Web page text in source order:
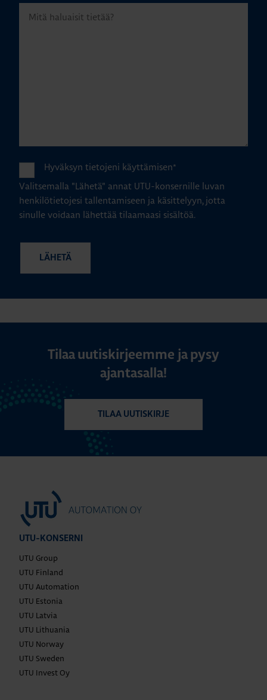
Hyväksyn tietojeni käyttämisen*
Valitsemalla "Lähetä" annat UTU-konsernille luvan
henkilötietojesi tallentamiseen ja käsittelyyn, jotta
sinulle voidaan lähettää tilaamaasi sisältöä.
Tilaa uutiskirjeemme ja pysy
ajantasalla!
TILAA UUTISKIRJE
UTU-KONSERNI
UTU Group
UTU Finland
UTU Automation
UTU Estonia
UTU Latvia
UTU Lithuania
UTU Norway
UTU Sweden
UTU Invest Oy